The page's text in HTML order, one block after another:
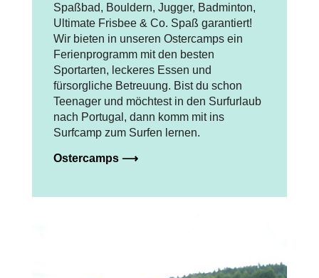
Spaßbad, Bouldern, Jugger, Badminton,
Ultimate Frisbee & Co. Spaß garantiert!
Wir bieten in unseren Ostercamps ein
Ferienprogramm mit den besten
Sportarten, leckeres Essen und
fürsorgliche Betreuung. Bist du schon
Teenager und möchtest in den Surfurlaub
nach Portugal, dann komm mit ins
Surfcamp zum Surfen lernen.
Ostercamps ⟶